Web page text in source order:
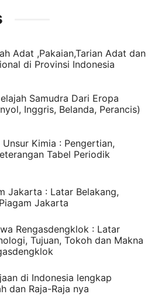
Adat ,Pakaian,Tarian Adat dan
di Provinsi Indonesia
Samudra Dari Eropa
Inggris, Belanda, Perancis)
Kimia : Pengertian,
Tabel Periodik
Jakarta : Latar Belakang,
Jakarta
Rengasdengklok : Latar
Tujuan, Tokoh dan Makna
di Indonesia lengkap
dan Raja-Raja nya